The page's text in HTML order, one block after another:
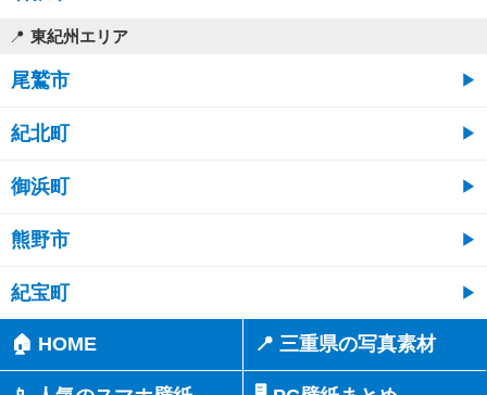
東紀州エリア
尾鷲市
紀北町
御浜町
熊野市
紀宝町
🏠 HOME 📍 三重県の写真素材